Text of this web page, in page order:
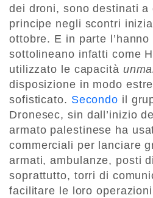
dei droni, sono destinati a
principe negli scontri
ottobre. E in parte
sottolineano infatti come
utilizzato le capacità
disposizione in modo
sofisticato. Secondo il
Dronesec, sin dall’inizio
armato palestinese ha
commerciali per lanciare
armati, ambulanze, posti
soprattutto, torri di
facilitare le loro